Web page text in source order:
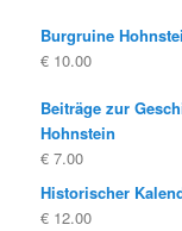
Burgruine
€ 10.00
Beiträge zur
Hohnstein
€ 7.00
Historischer
€ 12.00